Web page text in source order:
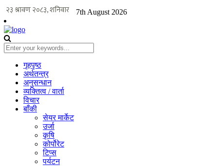
7th August 2026
गृहपृष्ठ
अर्थतन्त्र
अनुसन्धान
व्यक्तित्व / वार्ता
विचार
बाँकी
सेयर मार्केट
उर्जा
कृषि
कोर्पोरेट
टिप्स
पर्यटन